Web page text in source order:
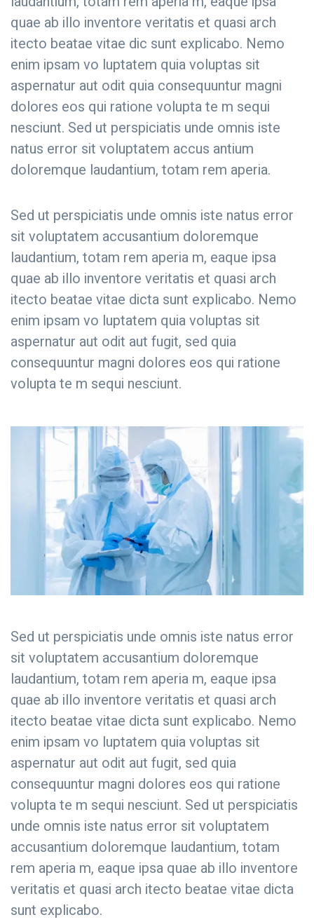
quae ab illo inventore veritatis et quasi arch
itecto beatae vitae dic sunt explicabo. Nemo
enim ipsam vo luptatem quia voluptas sit
aspernatur aut odit quia consequuntur magni
dolores eos qui ratione volupta te m sequi
nesciunt. Sed ut perspiciatis unde omnis iste
natus error sit voluptatem accus antium
doloremque laudantium, totam rem aperia.
Sed ut perspiciatis unde omnis iste natus error
sit voluptatem accusantium doloremque
laudantium, totam rem aperia m, eaque ipsa
quae ab illo inventore veritatis et quasi arch
itecto beatae vitae dicta sunt explicabo. Nemo
enim ipsam vo luptatem quia voluptas sit
aspernatur aut odit aut fugit, sed quia
consequuntur magni dolores eos qui ratione
volupta te m sequi nesciunt.
Sed ut perspiciatis unde omnis iste natus error
sit voluptatem accusantium doloremque
laudantium, totam rem aperia m, eaque ipsa
quae ab illo inventore veritatis et quasi arch
itecto beatae vitae dicta sunt explicabo. Nemo
enim ipsam vo luptatem quia voluptas sit
aspernatur aut odit aut fugit, sed quia
consequuntur magni dolores eos qui ratione
volupta te m sequi nesciunt. Sed ut perspiciatis
unde omnis iste natus error sit voluptatem
accusantium doloremque laudantium, totam
rem aperia m, eaque ipsa quae ab illo inventore
veritatis et quasi arch itecto beatae vitae dicta
sunt explicabo.